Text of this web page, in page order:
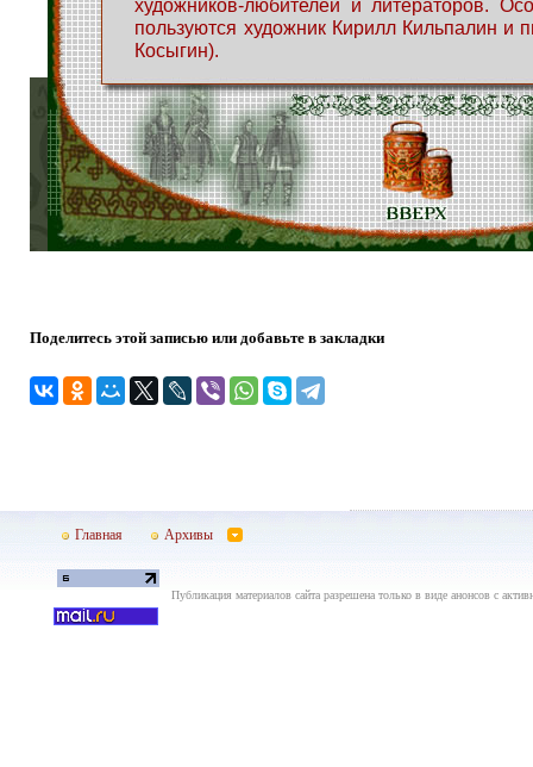
художников-любителей и литераторов.
пользуются художник Кирилл Кильпалин и
Косыгин).
Поделитесь этой записью или добавьте в закладки
Главная Архивы
Публикация материалов сайта разрешена только в виде анонсов с